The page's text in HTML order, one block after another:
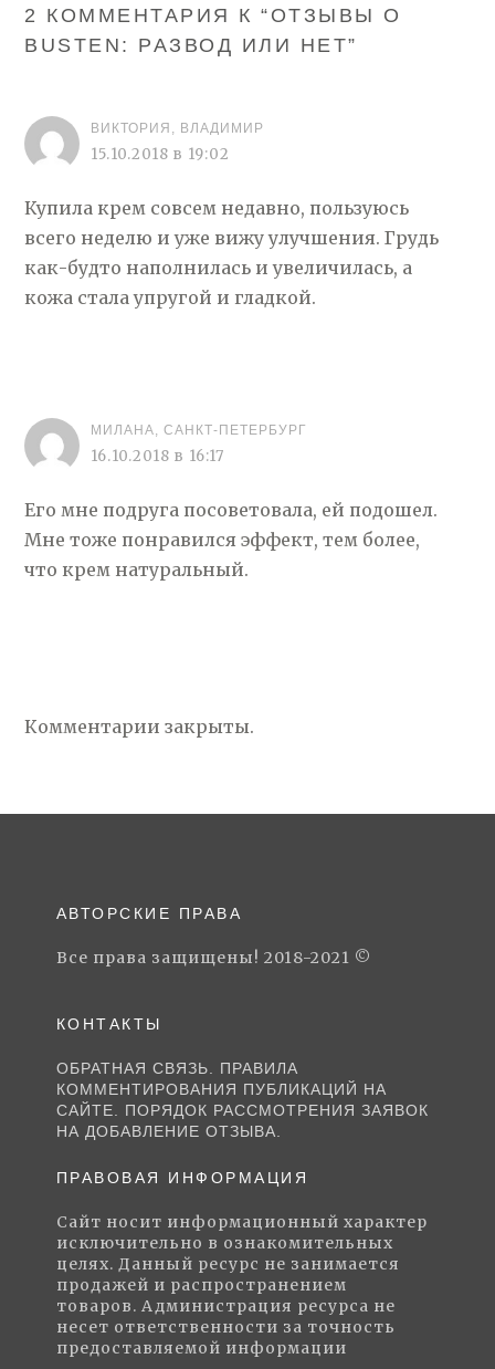
2 КОММЕНТАРИЯ К “ ОТЗЫВЫ О
BUSTEN: РАЗВОД ИЛИ НЕТ”
ВИКТОРИЯ, ВЛАДИМИР
15.10.2018 в 19:02
Купила крем совсем недавно, пользуюсь
всего неделю и уже вижу улучшения. Грудь
как-будто наполнилась и увеличилась, а
кожа стала упругой и гладкой.
МИЛАНА, САНКТ-ПЕТЕРБУРГ
16.10.2018 в 16:17
Его мне подруга посоветовала, ей подошел.
Мне тоже понравился эффект, тем более,
что крем натуральный.
Комментарии закрыты.
АВТОРСКИЕ ПРАВА
Все права защищены! 2018-2021 ©
КОНТАКТЫ
ОБРАТНАЯ СВЯЗЬ. ПРАВИЛА
КОММЕНТИРОВАНИЯ ПУБЛИКАЦИЙ НА
САЙТЕ. ПОРЯДОК РАССМОТРЕНИЯ ЗАЯВОК
НА ДОБАВЛЕНИЕ ОТЗЫВА.
ПРАВОВАЯ ИНФОРМАЦИЯ
Сайт носит информационный характер
исключительно в ознакомительных
целях. Данный ресурс не занимается
продажей и распространением
товаров. Администрация ресурса не
несет ответственности за точность
предоставляемой информации